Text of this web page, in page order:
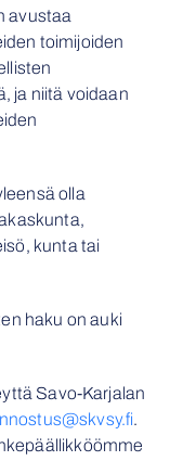
avustaa
toimijoiden
ja niitä voidaan
olla
kunta tai
haku on auki
Savo-Karjalan
.